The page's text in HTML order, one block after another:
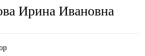
Ирина Ивановна